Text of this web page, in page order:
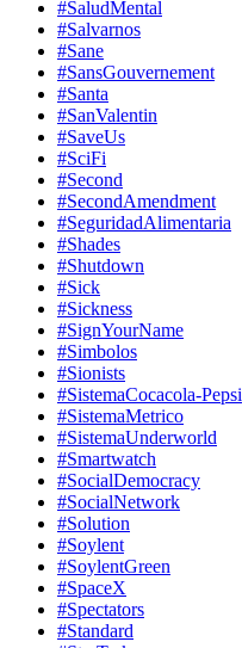
#SaludMental
#Salvarnos
#Sane
#SansGouvernement
#Santa
#SanValentin
#SaveUs
#SciFi
#Second
#SecondAmendment
#SeguridadAlimentaria
#Shades
#Shutdown
#Sick
#Sickness
#SignYourName
#Simbolos
#Sionists
#SistemaCocacola-Pepsi
#SistemaMetrico
#SistemaUnderworld
#Smartwatch
#SocialDemocracy
#SocialNetwork
#Solution
#Soylent
#SoylentGreen
#SpaceX
#Spectators
#Standard